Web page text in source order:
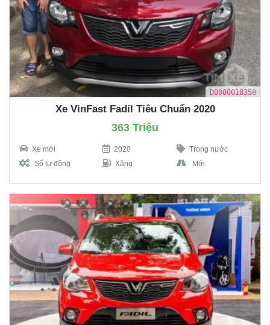
D0000018358
Xe VinFast Fadil Tiêu Chuẩn 2020
363 Triệu
Xe mới 2020
Trong nước
Số tự động
Xăng Mới